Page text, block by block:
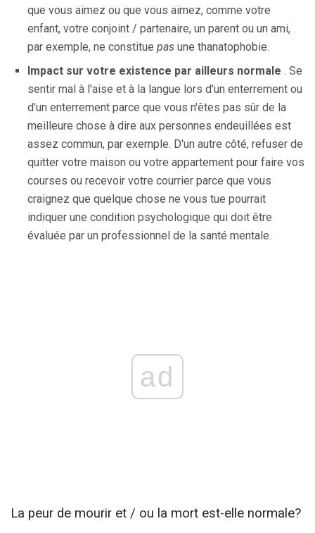
que vous aimez ou que vous aimez, comme votre
enfant, votre conjoint / partenaire, un parent ou un ami,
par exemple, ne constitue pas une thanatophobie.
Impact sur votre existence par ailleurs normale . Se
sentir mal à l'aise et à la langue lors d'un enterrement ou
d'un enterrement parce que vous n'êtes pas sûr de la
meilleure chose à dire aux personnes endeuillées est
assez commun, par exemple. D'un autre côté, refuser de
quitter votre maison ou votre appartement pour faire vos
courses ou recevoir votre courrier parce que vous
craignez que quelque chose ne vous tue pourrait
indiquer une condition psychologique qui doit être
évaluée par un professionnel de la santé mentale.
ad
La peur de mourir et / ou la mort est-elle normale?